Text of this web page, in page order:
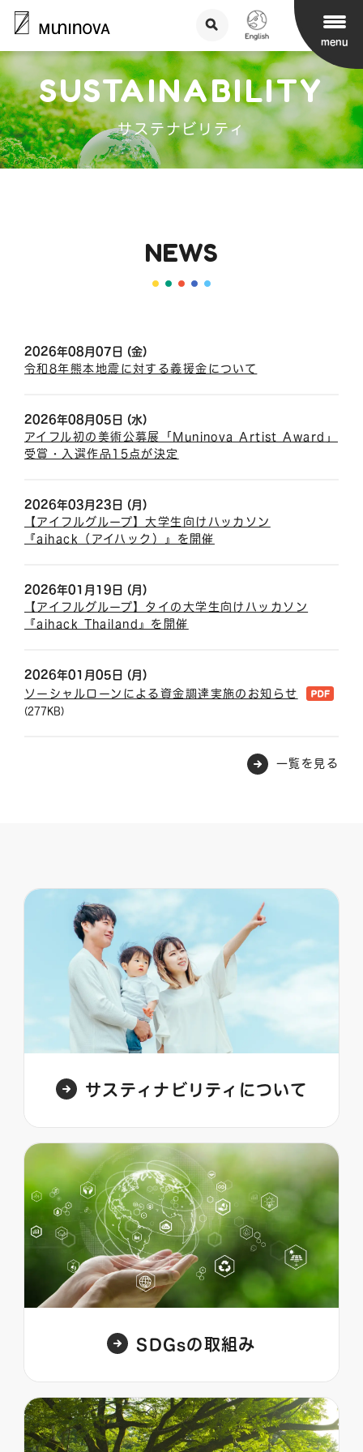
menu
SUSTAINABILITY
サステナビリティ
NEWS
2026年08月07日 (金)
令和8年熊本地震に対する義援金について
2026年08月05日 (水)
アイフル初の美術公募展「Muninova Artist Award」
受賞・入選作品15点が決定
2026年03月23日 (月)
【アイフルグループ】大学生向けハッカソン
『aihack（アイハック）』を開催
2026年01月19日 (月)
【アイフルグループ】タイの大学生向けハッカソン
『aihack Thailand』を開催
2026年01月05日 (月)
ソーシャルローンによる資金調達実施のお知らせ
(277KB)
一覧を見る
サスティナビリティについて
SDGsの取組み